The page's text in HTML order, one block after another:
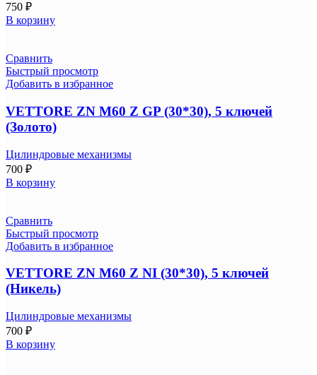
750 ₽
В корзину
Сравнить
Быстрый просмотр
Добавить в избранное
VETTORE ZN M60 Z GP (30*30), 5 ключей
(Золото)
Цилиндровые механизмы
700 ₽
В корзину
Сравнить
Быстрый просмотр
Добавить в избранное
VETTORE ZN M60 Z NI (30*30), 5 ключей
(Никель)
Цилиндровые механизмы
700 ₽
В корзину